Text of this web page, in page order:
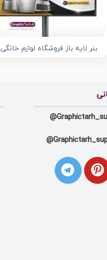
بنر لایه باز فروشگاه لوازم خانگی